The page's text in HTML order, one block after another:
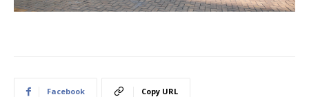
Facebook Copy URL